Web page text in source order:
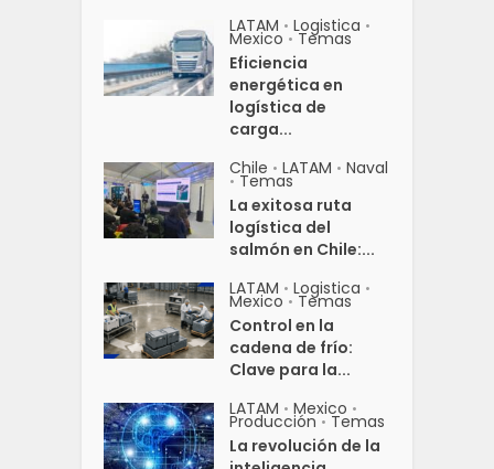
LATAM • Logistica •
Mexico • Temas
Eficiencia
energética en
logística de
carga...
Chile • LATAM • Naval
• Temas
La exitosa ruta
logística del
salmón en Chile:...
LATAM • Logistica •
Mexico • Temas
Control en la
cadena de frío:
Clave para la...
LATAM • Mexico •
Producción • Temas
La revolución de la